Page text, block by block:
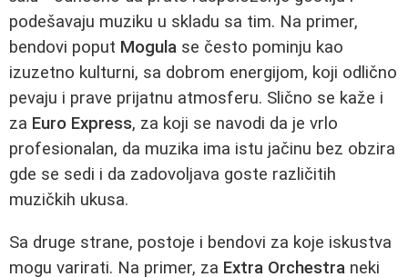
podešavaju muziku u skladu sa tim. Na primer,
bendovi poput Mogula se često pominju kao
izuzetno kulturni, sa dobrom energijom, koji odlično
pevaju i prave prijatnu atmosferu. Slično se kaže i
za Euro Express, za koji se navodi da je vrlo
profesionalan, da muzika ima istu jačinu bez obzira
gde se sedi i da zadovoljava goste različitih
muzičkih ukusa.
Sa druge strane, postoje i bendovi za koje iskustva
mogu varirati. Na primer, za Extra Orchestra neki